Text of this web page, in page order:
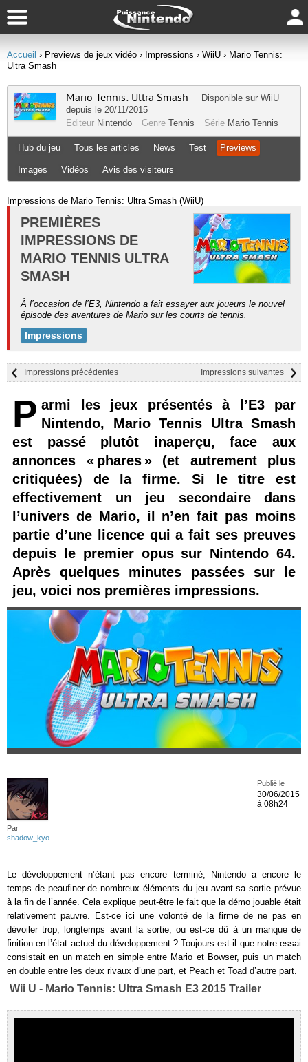
Accueil › Previews de jeux vidéo › Impressions › WiiU › Mario Tennis:
Ultra Smash
Mario Tennis: Ultra Smash Disponible sur WiiU
depuis le 20/11/2015
Editeur Nintendo Genre Tennis Série Mario Tennis
Hub du jeu Tous les articles News Test Previews
Images Vidéos Avis des visiteurs
Impressions de Mario Tennis: Ultra Smash (WiiU)
PREMIÈRES
IMPRESSIONS DE
MARIO TENNIS ULTRA
SMASH
À l’occasion de l’E3, Nintendo a fait essayer aux joueurs le nouvel
épisode des aventures de Mario sur les courts de tennis.
Impressions
Impressions suivantes
Impressions précédentes
P armi les jeux présentés à l’E3 par
Nintendo, Mario Tennis Ultra Smash
est passé plutôt inaperçu, face aux
annonces « phares » (et autrement plus
critiquées) de la firme. Si le titre est
effectivement un jeu secondaire dans
l’univers de Mario, il n’en fait pas moins
partie d’une licence qui a fait ses preuves
depuis le premier opus sur Nintendo 64.
Après quelques minutes passées sur le
jeu, voici nos premières impressions.
Par
shadow_kyo
Publié le
30/06/2015
à 08h24
Le développement n’étant pas encore terminé, Nintendo a encore le
temps de peaufiner de nombreux éléments du jeu avant sa sortie prévue
à la fin de l’année. Cela explique peut-être le fait que la démo jouable était
relativement pauvre. Est-ce ici une volonté de la firme de ne pas en
dévoiler trop, longtemps avant la sortie, ou est-ce dû à un manque de
finition en l’état actuel du développement ? Toujours est-il que notre essai
consistait en un match en simple entre Mario et Bowser, puis un match
en double entre les deux rivaux d’une part, et Peach et Toad d’autre part.
Wii U - Mario Tennis: Ultra Smash E3 2015 Trailer